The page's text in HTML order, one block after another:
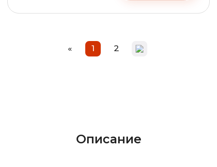
« 1 2
Описание